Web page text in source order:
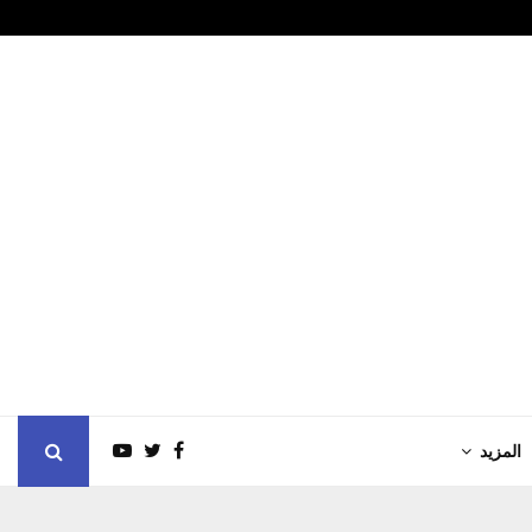
المزيد